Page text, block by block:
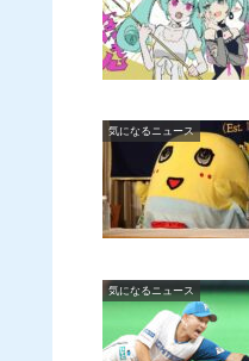
気になるニュース
気になるニュース